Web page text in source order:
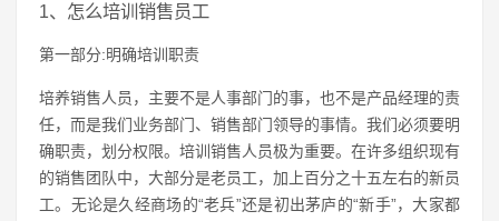
1、怎么培训销售员工
第一部分:明确培训职责
培养销售人员，主要不是人事部门的事，也不是产品经理的责
任，而是我们业务部门、销售部门领导的事情。我们必须要明
确职责，划分权限。培训销售人员极为重要。在许多组织现有
的销售团队中，大部分是老员工，加上百分之十五左右的新员
工。无论是久经商场的“老兵”还是初出茅庐的“新手”，大家都